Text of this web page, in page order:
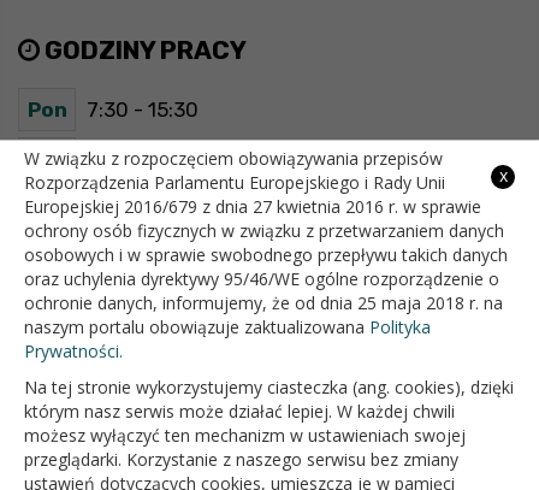
GODZINY PRACY
Pon 7:30 - 15:30
Wt 7:30 - 15:30
Śr 7:30 - 15:30
Czw 7:30 - 15:30
Pt 7:30 - 15:30
OFICJALNY SERWIS INTERNETOWY GMINY BIAŁOPOLE
x
W związku z rozpoczęciem obowiązywania przepisów
Rozporządzenia Parlamentu Europejskiego i Rady Unii
Europejskiej 2016/679 z dnia 27 kwietnia 2016 r. w sprawie
ochrony osób fizycznych w związku z przetwarzaniem danych
osobowych i w sprawie swobodnego przepływu takich danych
oraz uchylenia dyrektywy 95/46/WE ogólne rozporządzenie o
ochronie danych, informujemy, że od dnia 25 maja 2018 r. na
naszym portalu obowiązuje zaktualizowana Polityka
Prywatności.
Na tej stronie wykorzystujemy ciasteczka (ang. cookies), dzięki
którym nasz serwis może działać lepiej. W każdej chwili
możesz wyłączyć ten mechanizm w ustawieniach swojej
przeglądarki. Korzystanie z naszego serwisu bez zmiany
ustawień dotyczących cookies, umieszcza je w pamięci